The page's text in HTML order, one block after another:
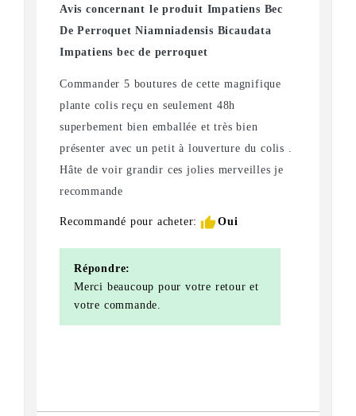
Avis concernant le produit Impatiens Bec
De Perroquet Niamniadensis Bicaudata
Impatiens bec de perroquet
Commander 5 boutures de cette magnifique
plante colis reçu en seulement 48h
superbement bien emballée et très bien
présenter avec un petit à louverture du colis .
Hâte de voir grandir ces jolies merveilles je
recommande
Recommandé pour acheter: thumb_upOui
Répondre:
Merci beaucoup pour votre retour et
votre commande.